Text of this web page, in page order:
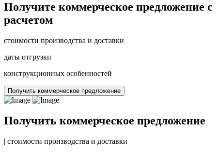
Получите коммерческое предложение с
расчетом
стоимости производства и доставки
даты отгрузки
конструкционных особенностей
Получить коммерческое предложение
Получить коммерческое предложение
| стоимости производства и доставки